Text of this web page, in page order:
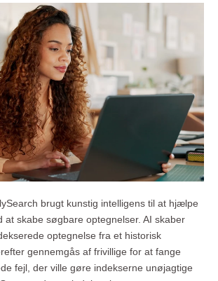
brugt kunstig intelligens til at hjælpe
at skabe søgbare optegnelser. AI skaber
optegnelse fra et historisk
gennemgås af frivillige for at fange
fejl, der ville gøre indekserne unøjagtige